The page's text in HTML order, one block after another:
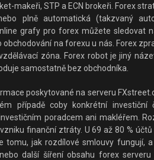
makeři, STP a ECN brokeři. Forex
plně automatická (takzvaný
grafy pro forex můžete sledovat
obchodování na forexu u nás. Forex
zóna. Forex robot je jiný
samostatně bez obchodníka.
poskytované na serveru
případě coby konkrétní investiční
poradcem ani makléřem.
finanční ztráty. U 69 až 80 %
tomu, jak rozdílové smlouvy fungují,
nebo další šíření obsahu forex